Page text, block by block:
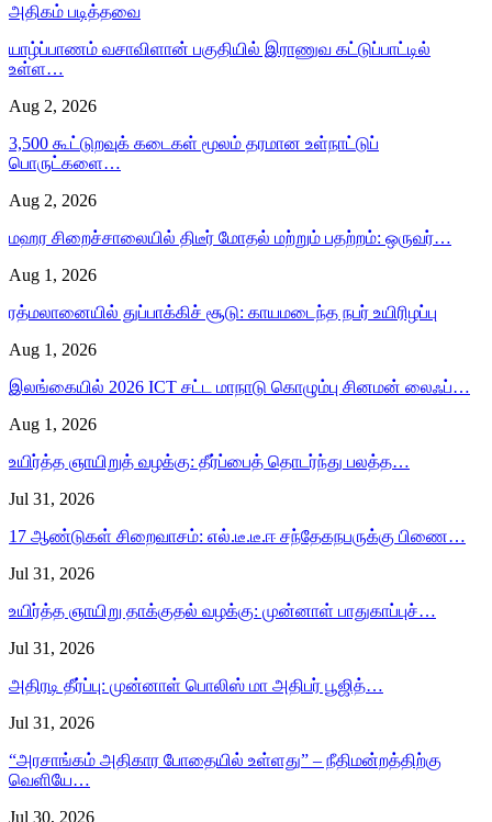
அதிகம் படித்தவை
யாழ்ப்பாணம் வசாவிளான் பகுதியில் இராணுவ கட்டுப்பாட்டில்
உள்ள…
Aug 2, 2026
3,500 கூட்டுறவுக் கடைகள் மூலம் தரமான உள்நாட்டுப்
பொருட்களை…
Aug 2, 2026
மஹர சிறைச்சாலையில் திடீர் மோதல் மற்றும் பதற்றம்: ஒருவர்…
Aug 1, 2026
ரத்மலானையில் துப்பாக்கிச் சூடு: காயமடைந்த நபர் உயிரிழப்பு
Aug 1, 2026
இலங்கையில் 2026 ICT சட்ட மாநாடு கொழும்பு சினமன் லைஃப்…
Aug 1, 2026
உயிர்த்த ஞாயிறுத் வழக்கு: தீர்ப்பைத் தொடர்ந்து பலத்த…
Jul 31, 2026
17 ஆண்டுகள் சிறைவாசம்: எல்.டீ.டீ.ஈ சந்தேகநபருக்கு பிணை…
Jul 31, 2026
உயிர்த்த ஞாயிறு தாக்குதல் வழக்கு: முன்னாள் பாதுகாப்புச்…
Jul 31, 2026
அதிரடி தீர்ப்பு: முன்னாள் பொலிஸ் மா அதிபர் பூஜித்…
Jul 31, 2026
“அரசாங்கம் அதிகார போதையில் உள்ளது” – நீதிமன்றத்திற்கு
வெளியே…
Jul 30, 2026